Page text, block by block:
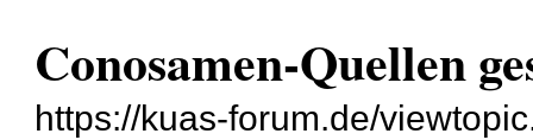
Conosamen-Quellen
https://kuas-forum.de/